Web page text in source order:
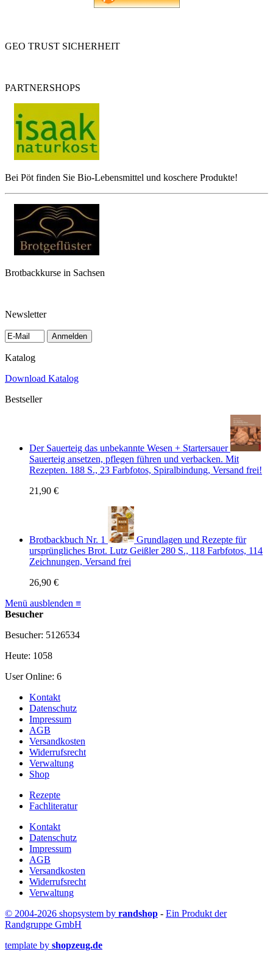
GEO TRUST SICHERHEIT
PARTNERSHOPS
Bei Pöt finden Sie Bio-Lebensmittel und koschere Produkte!
Brotbackkurse in Sachsen
Newsletter
Anmelden
Katalog
Download Katalog
Bestseller
Der Sauerteig das unbekannte Wesen + Startersauer
Sauerteig ansetzen, pflegen führen und verbacken. Mit
Rezepten. 188 S., 23 Farbfotos, Spiralbindung, Versand frei!
21,90 €
Brotbackbuch Nr. 1
Grundlagen und Rezepte für
ursprüngliches Brot. Lutz Geißler 280 S., 118 Farbfotos, 114
Zeichnungen, Versand frei
26,90 €
Menü ausblenden ≡
Besucher
Besucher: 5126534
Heute: 1058
User Online: 6
Kontakt
Datenschutz
Impressum
AGB
Versandkosten
Widerrufsrecht
Verwaltung
Shop
Rezepte
Fachliteratur
Kontakt
Datenschutz
Impressum
AGB
Versandkosten
Widerrufsrecht
Verwaltung
© 2004-2026 shopsystem by randshop - Ein Produkt der
Randgruppe GmbH
template by shopzeug.de